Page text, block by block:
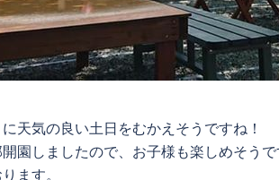
天気の良い土日をむかえそうですね！
園しましたので、お子様も楽しめそうで
ます。